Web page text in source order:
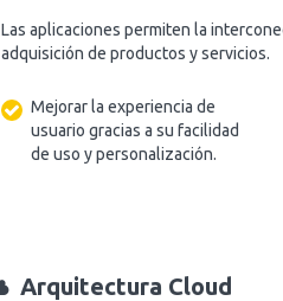
Las aplicaciones permiten la
adquisición de productos y servicios.
Mejorar la experiencia de
usuario gracias a su facilidad
de uso y personalización.
Arquitectura